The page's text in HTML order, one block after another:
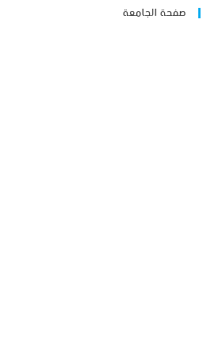
صفحة الجامعة